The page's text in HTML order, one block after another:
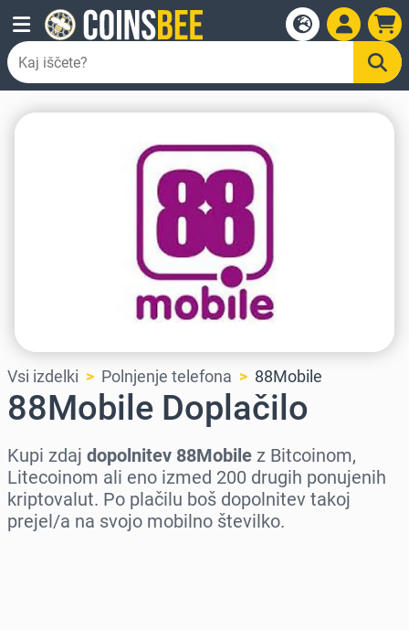
Vsi izdelki Polnjenje telefona 88Mobile
88Mobile Doplačilo
Kupi zdaj dopolnitev 88Mobile z Bitcoinom,
Litecoinom ali eno izmed 200 drugih ponujenih
kriptovalut. Po plačilu boš dopolnitev takoj
prejel/a na svojo mobilno številko.